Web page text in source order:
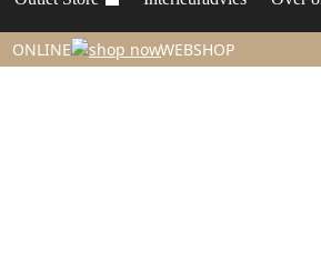
ONLINE WEBSHOP